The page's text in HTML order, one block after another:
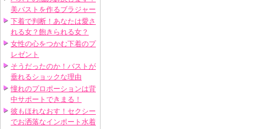
美バストを作るブラジャー
下着で判断！あなたは愛さ
れる女？飽きられる女？
女性の心をつかむ下着のプ
レゼント
そうだったのか！バストが
垂れるショックな理由
憧れのプロポーションは背
中サポートできまる！
彼もほれなおす！セクシー
でお洒落なインポート水着